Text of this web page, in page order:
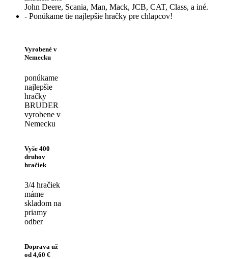
John Deere, Scania, Man, Mack, JCB, CAT, Class, a iné.
- Ponúkame tie najlepšie hračky pre chlapcov!
Vyrobené v
Nemecku
ponúkame
najlepšie
hračky
BRUDER
vyrobene v
Nemecku
Vyše 400
druhov
hračiek
3/4 hračiek
máme
skladom na
priamy
odber
Doprava už
od 4,60 €